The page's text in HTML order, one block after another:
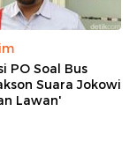
PO Soal Bus
Suara Jokowi
Lawan'